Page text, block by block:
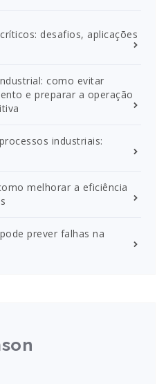
desafios, aplicações
como evitar
e preparar a operação
industriais:
melhorar a eficiência
prever falhas na